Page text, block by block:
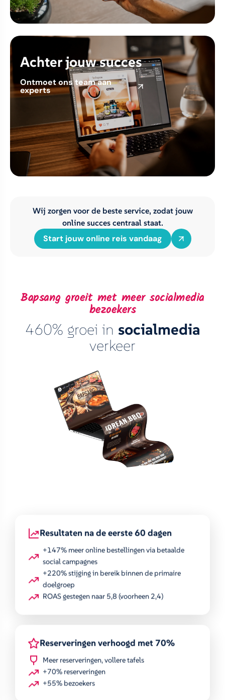
Achter jouw succes
Ontmoet ons team aan
experts
Wij zorgen voor de beste service, zodat jouw
online succes centraal staat.
Start jouw online reis vandaag
Bapsang groeit met meer socialmedia
bezoekers
460% groei in socialmedia
verkeer
Resultaten na de eerste 60 dagen
+147% meer online bestellingen via betaalde
social campagnes
+220% stijging in bereik binnen de primaire
doelgroep
ROAS gestegen naar 5,8 (voorheen 2,4)
Reserveringen verhoogd met 70%
Meer reserveringen, vollere tafels
+70% reserveringen
+55% bezoekers